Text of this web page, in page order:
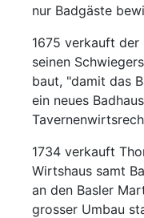
nur Badgäste
1675 verkauft der
seinen
baut, "damit das
ein neues
1734 verkauft
Wirtshaus samt
an den Basler
grosser Umbau